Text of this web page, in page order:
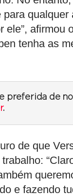
ele”,
tenha as
preferida de
.
de que
e fazendo